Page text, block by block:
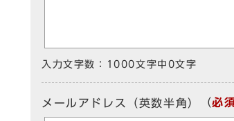
入力文字数： 1000文字中 0文字
メールアドレス（英数半角） （必